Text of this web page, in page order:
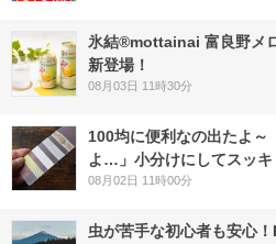
氷結®mottainai 富良野メ
新登場！
08月03日 11時30分
100均に便利なの出たよ～
よ…」小分けにしてスッキ
08月02日 11時00分
虫が苦手な初心者も安心